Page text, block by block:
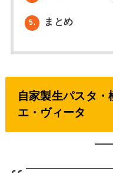
5. まとめ
自家製生パスタ・
エ・ヴィータ